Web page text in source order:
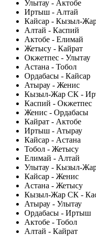
Улытау - Актобе
Иртыш - Алтай
Кайсар - Кызыл-
Алтай - Каспий
Актобе - Елимай
Жетысу - Кайрат
Окжетпес - Улытау
Астана - Тобол
Ордабасы - Кайсар
Атырау - Женис
Кызыл-Жар СК -
Каспий - Окжетпес
Женис - Ордабасы
Кайрат - Актобе
Иртыш - Атырау
Кайсар - Астана
Тобол - Жетысу
Елимай - Алтай
Улытау - Кызыл-
Кайсар - Женис
Астана - Жетысу
Кызыл-Жар СК -
Атырау - Улытау
Ордабасы - Иртыш
Актобе - Тобол
Алтай - Кайрат